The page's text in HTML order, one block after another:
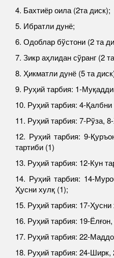
4. Бахтиёр оила (2та диск);
5. Ибратли дунё;
6. Одоблар бўстони (2 та
7. Зикр аҳлидан сўранг (2
8. Ҳикматли дунё (5 та
9. Руҳий тарбия: 1-
10. Руҳий тарбия: 4-
11. Руҳий тарбия: 7-Рўза,
12. Руҳий тарбия: 9-
тартиби (1)
13. Руҳий тарбия: 12-Кун
14. Руҳий тарбия: 14-
Ҳусни хулқ (1);
15. Руҳий тарбия: 17-
16. Руҳий тарбия: 19-
17. Руҳий тарбия: 22-
18. Руҳий тарбия: 24-